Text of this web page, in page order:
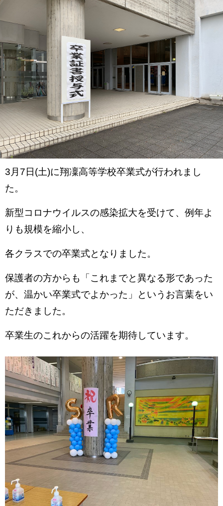
3月7日(土)に翔凜高等学校卒業式が行われまし
た。
新型コロナウイルスの感染拡大を受けて、例年よ
りも規模を縮小し、
各クラスでの卒業式となりました。
保護者の方からも「これまでと異なる形であった
が、温かい卒業式でよかった」というお言葉をい
ただきました。
卒業生のこれからの活躍を期待しています。